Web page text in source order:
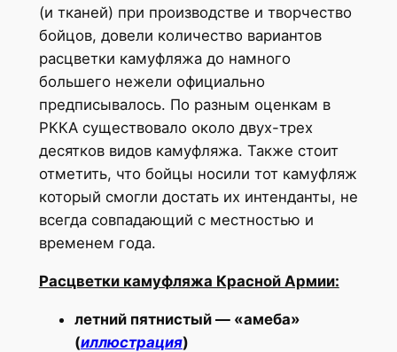
(и тканей) при производстве и творчество
бойцов, довели количество вариантов
расцветки камуфляжа до намного
большего нежели официально
предписывалось. По разным оценкам в
РККА существовало около двух-трех
десятков видов камуфляжа. Также стоит
отметить, что бойцы носили тот камуфляж
который смогли достать их интенданты, не
всегда совпадающий с местностью и
временем года.
Расцветки камуфляжа Красной Армии:
летний пятнистый — «амеба»
(иллюстрация)